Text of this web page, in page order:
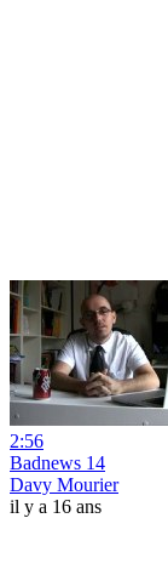
2:56
Badnews 14
Davy Mourier
il y a 16 ans